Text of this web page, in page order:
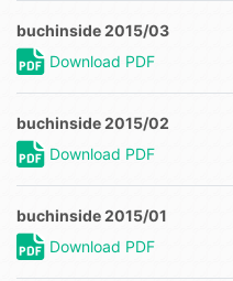
buchinside 2015/03
Download PDF
buchinside 2015/02
Download PDF
buchinside 2015/01
Download PDF